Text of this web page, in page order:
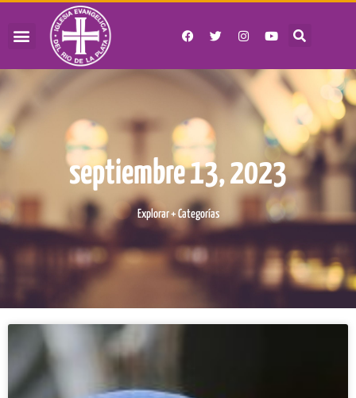
septiembre 13, 2023
Explorar + Categorías